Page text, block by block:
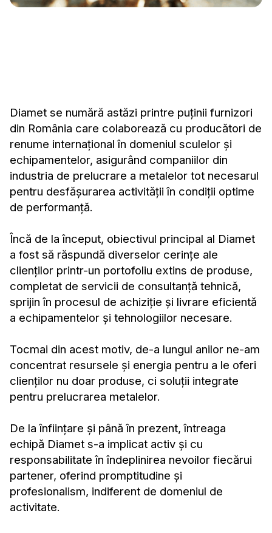
Diamet se numără astăzi printre puținii furnizori
din România care colaborează cu producători de
renume internațional în domeniul sculelor și
echipamentelor, asigurând companiilor din
industria de prelucrare a metalelor tot necesarul
pentru desfășurarea activității în condiții optime
de performanță.
Încă de la început, obiectivul principal al Diamet
a fost să răspundă diverselor cerințe ale
clienților printr-un portofoliu extins de produse,
completat de servicii de consultanță tehnică,
sprijin în procesul de achiziție și livrare eficientă
a echipamentelor și tehnologiilor necesare.
Tocmai din acest motiv, de-a lungul anilor ne-am
concentrat resursele și energia pentru a le oferi
clienților nu doar produse, ci soluții integrate
pentru prelucrarea metalelor.
De la înființare și până în prezent, întreaga
echipă Diamet s-a implicat activ și cu
responsabilitate în îndeplinirea nevoilor fiecărui
partener, oferind promptitudine și
profesionalism, indiferent de domeniul de
activitate.